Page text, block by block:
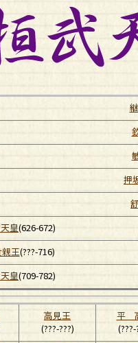
押
皇(626-672)
王(???-716)
皇(709-782)
高見王
(???-???)
平
(???-